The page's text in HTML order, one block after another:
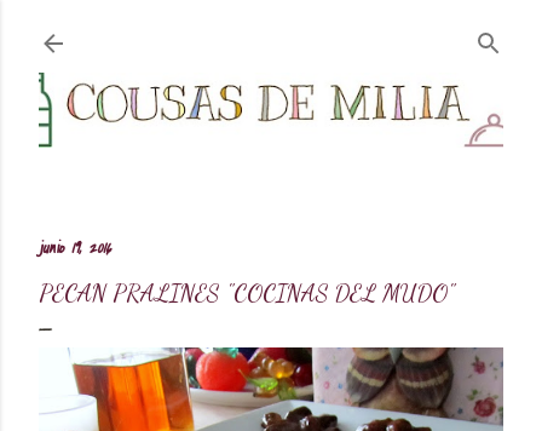
junio 19, 2016
PECAN PRALINES "COCINAS DEL MUDO"